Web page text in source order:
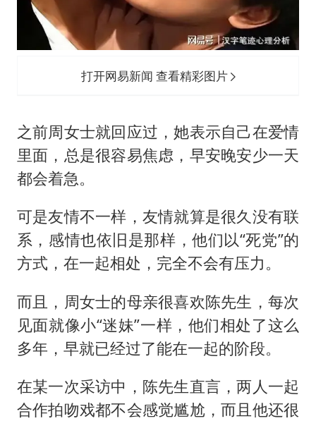
打开网易新闻 查看精彩图片
之前周女士就回应过，她表示自己在爱情
里面，总是很容易焦虑，早安晚安少一天
都会着急。
可是友情不一样，友情就算是很久没有联
系，感情也依旧是那样，他们以“死党”的
方式，在一起相处，完全不会有压力。
而且，周女士的母亲很喜欢陈先生，每次
见面就像小“迷妹”一样，他们相处了这么
多年，早就已经过了能在一起的阶段。
在某一次采访中，陈先生直言，两人一起
合作拍吻戏都不会感觉尴尬，而且他还很